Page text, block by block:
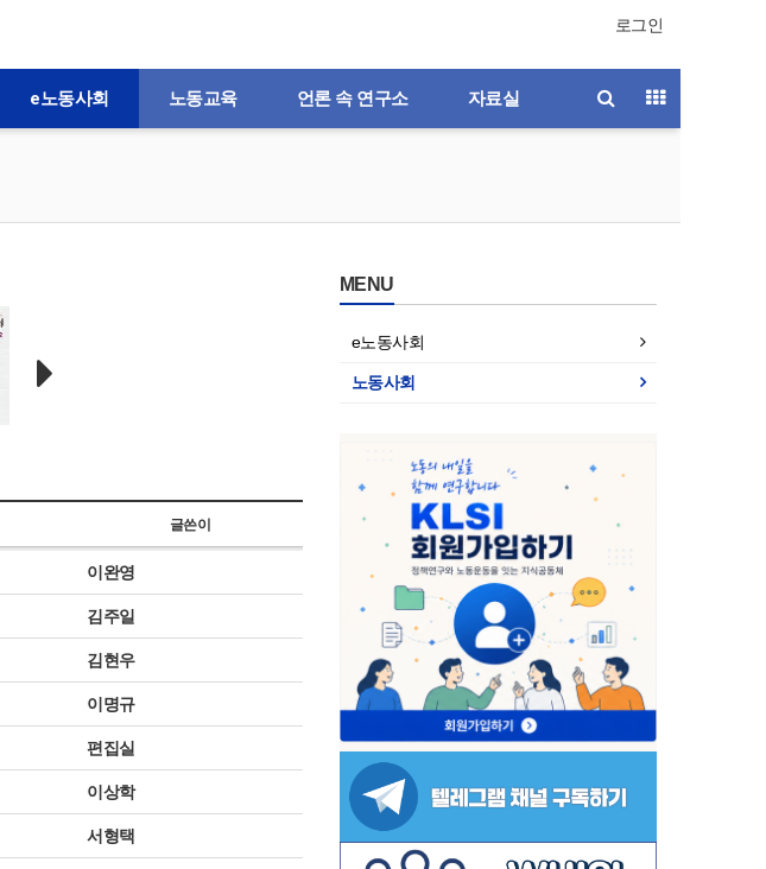
로그인
e노동사회 노동교육 언론 속 연구소 자료실
글쓴이
이완영
김주일
김현우
이명규
편집실
이상학
서형택
MENU
e노동사회
노동사회